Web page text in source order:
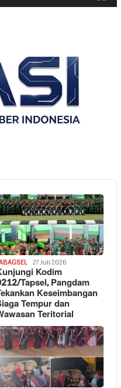
27 Juli 2026
Kodim
Tapsel, Pangdam
Keseimbangan
Tempur dan
Teritorial